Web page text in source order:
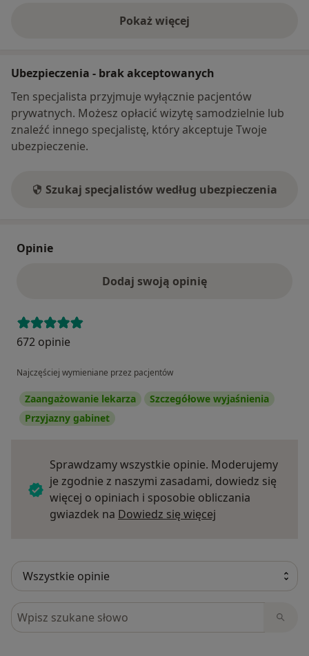
Pokaż więcej
o adresie
Ubezpieczenia - brak akceptowanych
Ten specjalista przyjmuje wyłącznie pacjentów
prywatnych. Możesz opłacić wizytę samodzielnie lub
znaleźć innego specjalistę, który akceptuje Twoje
ubezpieczenie.
Szukaj specjalistów według ubezpieczenia
Opinie
Dodaj swoją opinię
672 opinie
Najczęściej wymieniane przez pacjentów
Zaangażowanie lekarza
Szczegółowe wyjaśnienia
Przyjazny gabinet
Sprawdzamy wszystkie opinie. Moderujemy
je zgodnie z naszymi zasadami, dowiedz się
więcej o opiniach i sposobie obliczania
gwiazdek na Dowiedz się więcej
Szukaj w opiniach